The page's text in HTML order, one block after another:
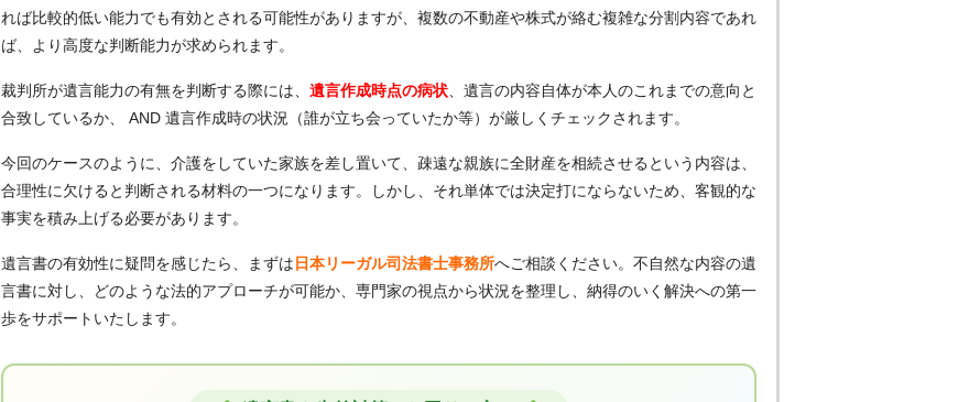
れば比較的低い能力でも有効とされる可能性がありますが、複数の不動産や株式が絡む複雑な分割内容であれ
ば、より高度な判断能力が求められます。
裁判所が遺言能力の有無を判断する際には、 遺言作成時点の病状 、遺言の内容自体が本人のこれまでの意向と
合致しているか、 AND 遺言作成時の状況（誰が立ち会っていたか等）が厳しくチェックされます。
今回のケースのように、介護をしていた家族を差し置いて、疎遠な親族に全財産を相続させるという内容は、
合理性に欠けると判断される材料の一つになります。しかし、それ単体では決定打にならないため、客観的な
事実を積み上げる必要があります。
遺言書の有効性に疑問を感じたら、まずは 日本リーガル司法書士事務所へご相談ください。不自然な内容の遺
言書に対し、どのような法的アプローチが可能か、専門家の視点から状況を整理し、納得のいく解決への第一
歩をサポートいたします。